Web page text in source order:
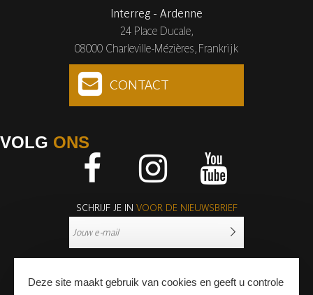
Interreg - Ardenne
24 Place Ducale,
08000 Charleville-Mézières, Frankrijk
CONTACT
VOLG ONS
SCHRIJF JE IN VOOR DE NIEUWSBRIEF
Deze site maakt gebruik van cookies en geeft u controle